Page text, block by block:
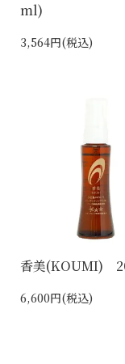
ml)
3,564円(税込)
香美(KOUMI)
6,600円(税込)